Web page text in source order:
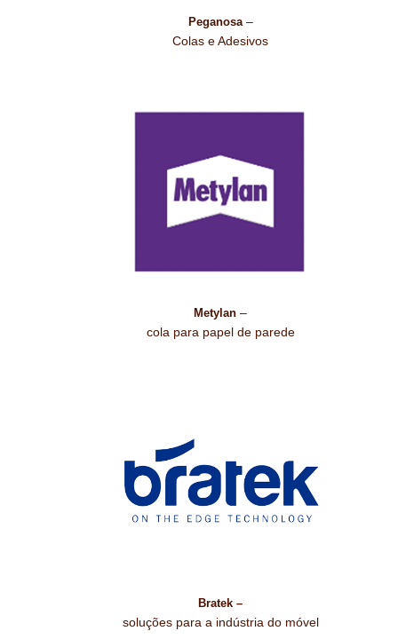
Peganosa–
Colas e Adesivos
Metylan –
cola para papel de parede
Bratek –
soluções para a indústria do móvel